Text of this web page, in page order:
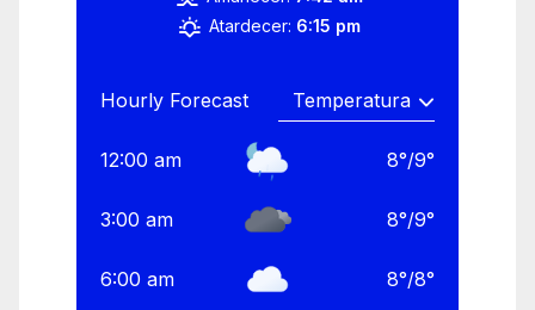
Atardecer: 6:15 pm
Hourly Forecast
12:00 am 8°/9°
3:00 am 8°/9°
6:00 am 8°/8°